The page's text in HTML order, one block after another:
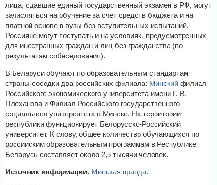
лица, сдавшие единый государственный экзамен в РФ, могут
зачисляться на обучение за счет средств бюджета и на
платной основе в вузы без вступительных испытаний.
Россияне могут поступать и на условиях, предусмотренных
для иностранных граждан и лиц без гражданства (по
результатам собеседования).
В Беларуси обучают по образовательным стандартам
страны-соседки два российских филиала: Минский филиал
Российского экономического университета имени Г. В.
Плеханова и Филиал Российского государственного
социального университета в Минске. На территории
республики функционирует Белорусско-Российский
университет. К слову, общее количество обучающихся по
российским образовательным программам в Республике
Беларусь составляет около 2,5 тысячи человек.
Источник информации: Минская правда.